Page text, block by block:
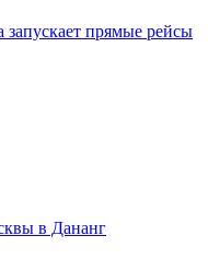
запускает прямые рейсы
в Дананг